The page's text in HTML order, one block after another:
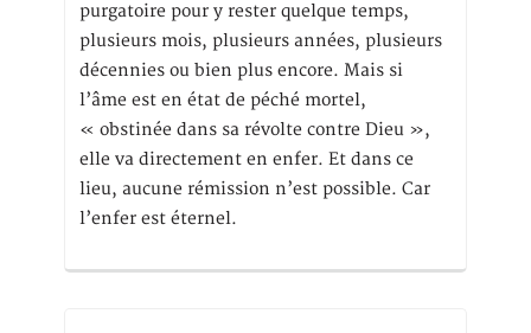
purgatoire pour y rester quelque temps,
plusieurs mois, plusieurs années, plusieurs
décennies ou bien plus encore. Mais si
l’âme est en état de péché mortel,
« obstinée dans sa révolte contre Dieu »,
elle va directement en enfer. Et dans ce
lieu, aucune rémission n’est possible. Car
l’enfer est éternel.